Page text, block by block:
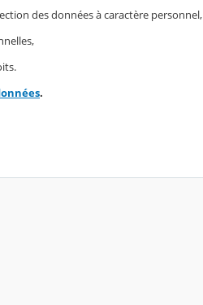
des données à caractère personnel,
.